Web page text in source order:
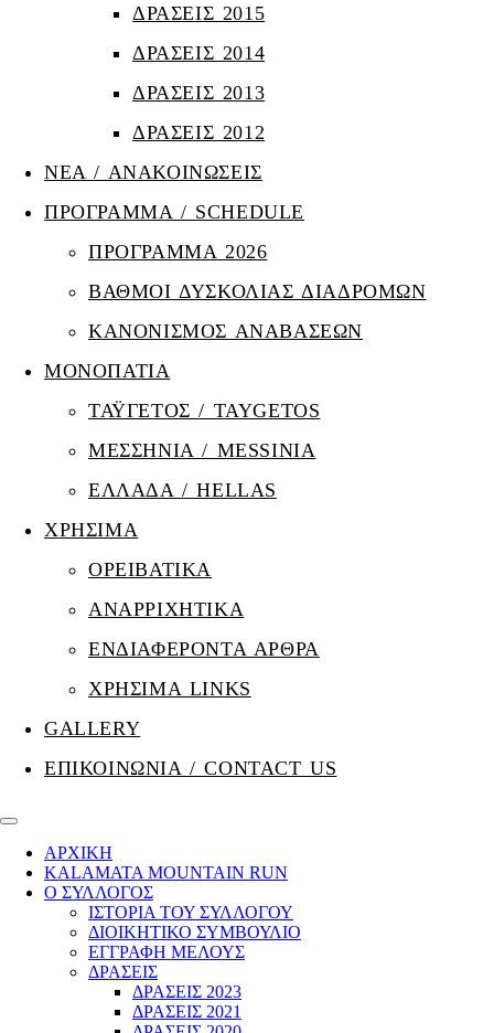
ΔΡΑΣΕΙΣ 2015
ΔΡΑΣΕΙΣ 2014
ΔΡΑΣΕΙΣ 2013
ΔΡΑΣΕΙΣ 2012
ΝΕΑ / ΑΝΑΚΟΙΝΩΣΕΙΣ
ΠΡΟΓΡΑΜΜΑ / SCHEDULE
ΠΡΟΓΡΑΜΜΑ 2026
ΒΑΘΜΟΙ ΔΥΣΚΟΛΙΑΣ ΔΙΑΔΡΟΜΩΝ
ΚΑΝΟΝΙΣΜΟΣ ΑΝΑΒΑΣΕΩΝ
ΜΟΝΟΠΑΤΙΑ
ΤΑΫΓΕΤΟΣ / TAYGETOS
ΜΕΣΣΗΝΙΑ / MESSINIA
ΕΛΛΑΔΑ / HELLAS
ΧΡΗΣΙΜΑ
ΟΡΕΙΒΑΤΙΚΑ
ΑΝΑΡΡΙΧΗΤΙΚΑ
ΕΝΔΙΑΦΕΡΟΝΤΑ ΑΡΘΡΑ
ΧΡΗΣΙΜΑ LINKS
GALLERY
ΕΠΙΚΟΙΝΩΝΙΑ / CONTACT US
ΑΡΧΙΚΗ
KALAMATA MOUNTAIN RUN
Ο ΣΥΛΛΟΓΟΣ
IΣΤΟΡΙΑ ΤΟΥ ΣΥΛΛΟΓΟΥ
ΔΙΟΙΚΗΤΙΚΟ ΣΥΜΒΟΥΛΙΟ
ΕΓΓΡΑΦΗ ΜΕΛΟΥΣ
ΔΡΑΣΕΙΣ
ΔΡΑΣΕΙΣ 2023
ΔΡΑΣΕΙΣ 2021